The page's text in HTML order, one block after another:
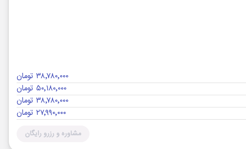
۳۸٬۷۸۰٬۰۰۰ تومان
۵۰٬۱۸۰٬۰۰۰ تومان
۳۸٬۷۸۰٬۰۰۰ تومان
۲۷٬۹۹۰٬۰۰۰ تومان
مشاوره و رزرو رایگان